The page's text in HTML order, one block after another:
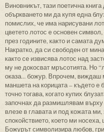
Виновникът, тази поетична
объркването ми да купя една
помислих, че има нарисувани
цветето лотос е основен
през годините, както и самата
Накратко, да си свободен от
както се извисява лотос над
му не докосват мръсотията. Но
оказа... божур. Впрочем,
маншета на корицата – където
точно тогава, когато купих
започнах да размишлявам върху
влезе в главата и под кожата
спокойствието, което ми
Божурът символизира любов,